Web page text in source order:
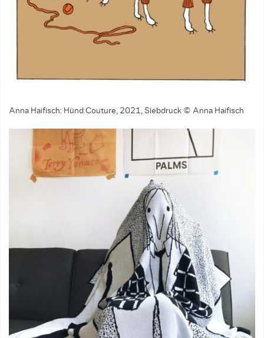
Anna Haifisch: Hünd Couture, 2021, Siebdruck © Anna Haifisch